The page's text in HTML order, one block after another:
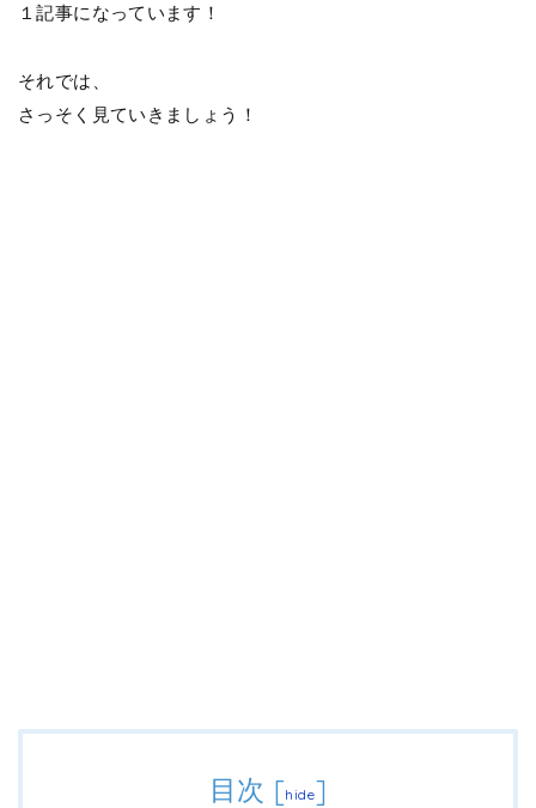
１記事になっています！
それでは、
さっそく見ていきましょう！
目次 [hide]